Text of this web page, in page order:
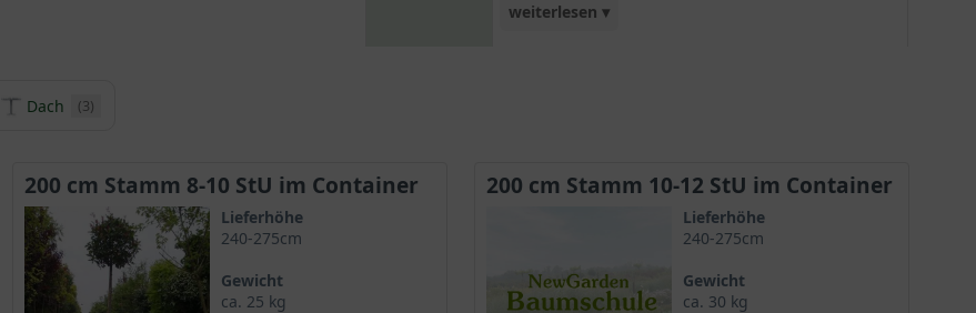
weiterlesen ▾
Sichtschutz zum Nachbargrundstück.
Dach (3)
200 cm Stamm 8-10 StU im Container
Lieferhöhe
240-275cm
Gewicht
ca. 25 kg
200 cm Stamm 10-12 StU im Container
Lieferhöhe
240-275cm
Gewicht
ca. 30 kg